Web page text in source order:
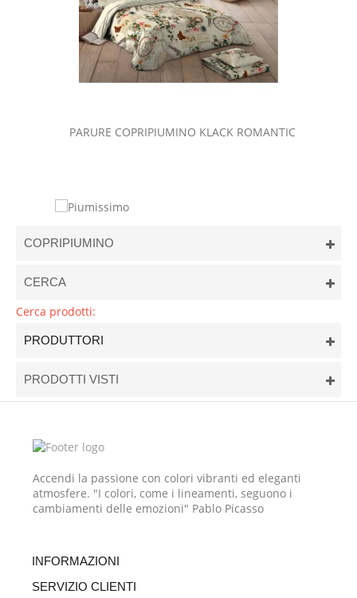
PARURE COPRIPIUMINO KLACK ROMANTIC
COPRIPIUMINO
CERCA
Cerca prodotti:
PRODUTTORI
PRODOTTI VISTI
Accendi la passione con colori vibranti ed eleganti
atmosfere. "I colori, come i lineamenti, seguono i
cambiamenti delle emozioni" Pablo Picasso
INFORMAZIONI
SERVIZIO CLIENTI